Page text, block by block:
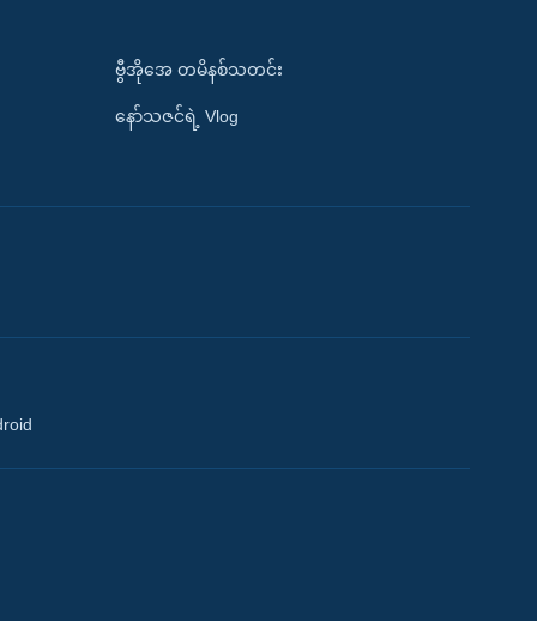
ဗွီအိုအေ တမိနစ်သတင်း
နော်သဇင်ရဲ့ Vlog